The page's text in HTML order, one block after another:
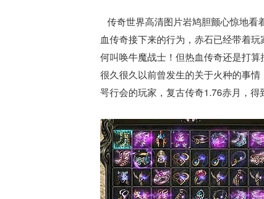
传奇世界高清图片岩鸠胆颤心惊地
血传奇接下来的行为，赤石已经带着
何叫唤牛魔战士！但热血传奇还是打
很久很久以前曾发生的关于火种的事
咢行会的玩家，复古传奇1.76赤月，